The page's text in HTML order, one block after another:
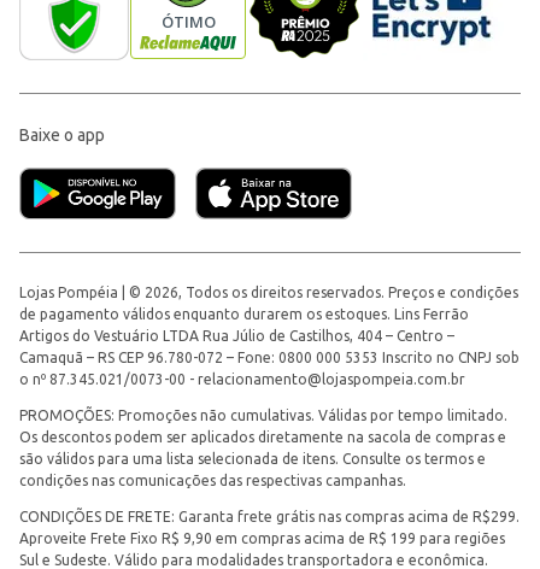
Baixe o app
Lojas Pompéia | © 2026, Todos os direitos reservados. Preços e condições
de pagamento válidos enquanto durarem os estoques. Lins Ferrão
Artigos do Vestuário LTDA Rua Júlio de Castilhos, 404 – Centro –
Camaquã – RS CEP 96.780-072 – Fone: 0800 000 5353 Inscrito no CNPJ sob
o nº 87.345.021/0073-00 - relacionamento@lojaspompeia.com.br
PROMOÇÕES: Promoções não cumulativas. Válidas por tempo limitado.
Os descontos podem ser aplicados diretamente na sacola de compras e
são válidos para uma lista selecionada de itens. Consulte os termos e
condições nas comunicações das respectivas campanhas.
CONDIÇÕES DE FRETE: Garanta frete grátis nas compras acima de R$299.
Aproveite Frete Fixo R$ 9,90 em compras acima de R$ 199 para regiões
Sul e Sudeste. Válido para modalidades transportadora e econômica.